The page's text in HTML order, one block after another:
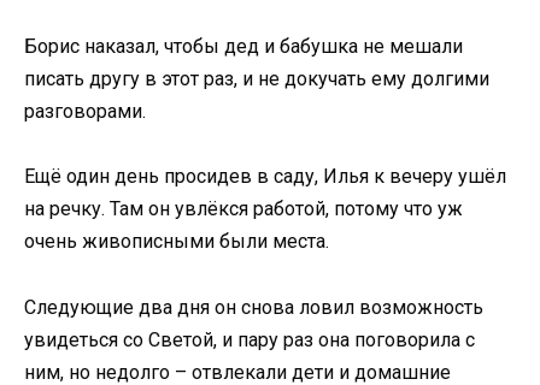
Борис наказал, чтобы дед и бабушка не мешали
писать другу в этот раз, и не докучать ему долгими
разговорами.
Ещё один день просидев в саду, Илья к вечеру ушёл
на речку. Там он увлёкся работой, потому что уж
очень живописными были места.
Следующие два дня он снова ловил возможность
увидеться со Светой, и пару раз она поговорила с
ним, но недолго – отвлекали дети и домашние